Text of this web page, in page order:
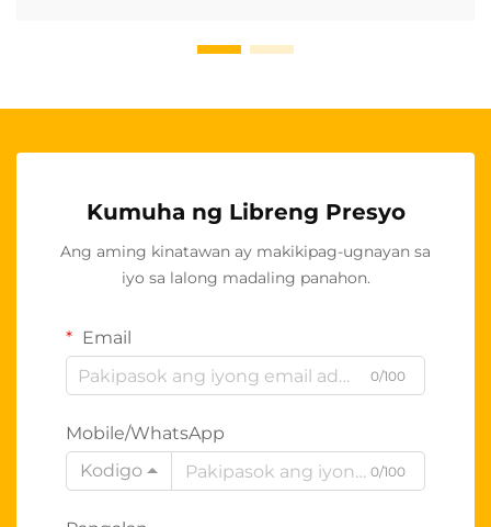
Kumuha ng Libreng Presyo
Ang aming kinatawan ay makikipag-ugnayan sa
iyo sa lalong madaling panahon.
Email
0/100
Mobile/WhatsApp
Kodigo
0/100